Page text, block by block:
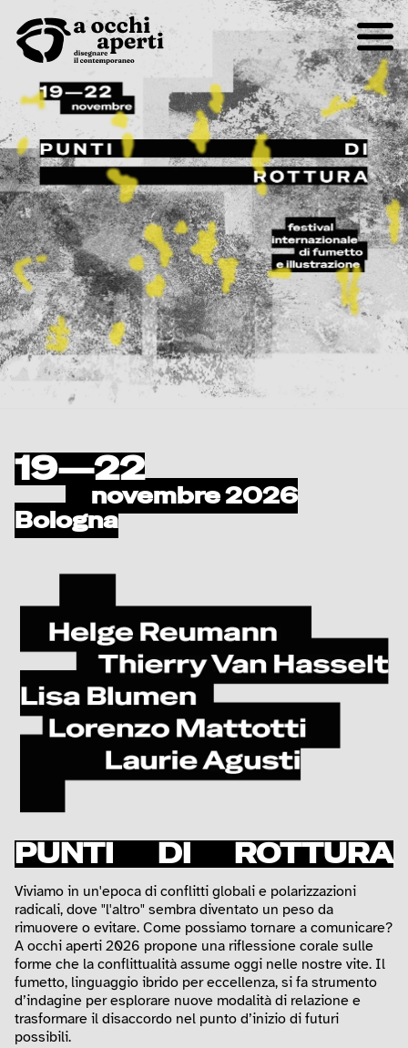
19—22
novembre 2026
Bologna
PUNTI DI ROTTURA
Viviamo in un'epoca di conflitti globali e polarizzazioni
radicali, dove "l'altro" sembra diventato un peso da
rimuovere o evitare. Come possiamo tornare a comunicare?
A occhi aperti 2026 propone una riflessione corale sulle
forme che la conflittualità assume oggi nelle nostre vite. Il
fumetto, linguaggio ibrido per eccellenza, si fa strumento
d’indagine per esplorare nuove modalità di relazione e
trasformare il disaccordo nel punto d’inizio di futuri
possibili.